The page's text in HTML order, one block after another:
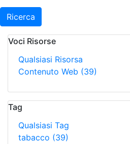
Ricerca
Voci Risorse
Qualsiasi Risorsa
Contenuto Web (39)
Tag
Qualsiasi Tag
tabacco (39)